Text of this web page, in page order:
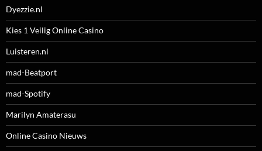
Dyezzie.nl
Kies 1 Veilig Online Casino
Luisteren.nl
mad-Beatport
mad-Spotify
Marilyn Amaterasu
Online Casino Nieuws